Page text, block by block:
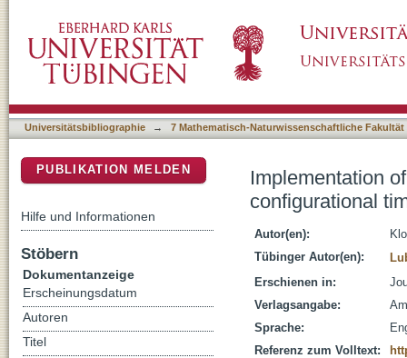
Hartree approach
Universitätsbibliographie → 7 Mathematisch-Naturwissenschaftliche Fakultät
Implementation
configurational
Autor(en):
Tübinger Autor(en):
Erschienen in:
Verlagsangabe:
Sprache:
Referenz zum Volltext:
PUBLIKATION MELDEN
Hilfe und Informationen
Stöbern
Dokumentanzeige
Erscheinungsdatum
Autoren
Titel